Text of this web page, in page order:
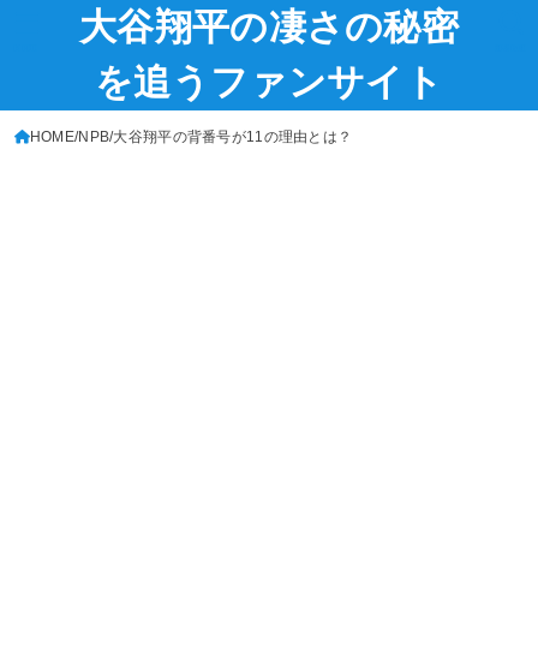
大谷翔平の凄さの秘密
を追うファンサイト
HOME NPB 大谷翔平の背番号が11の理由とは？